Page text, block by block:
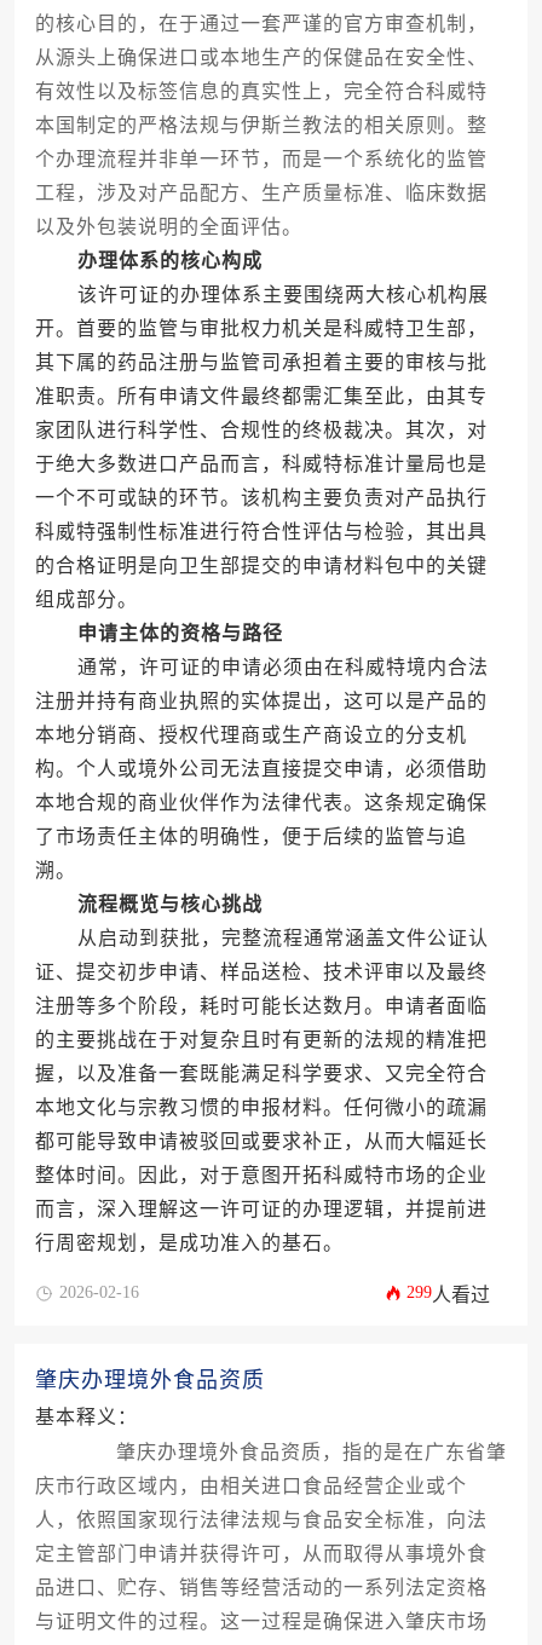
的核心目的，在于通过一套严谨的官方审查机制，
从源头上确保进口或本地生产的保健品在安全性、
有效性以及标签信息的真实性上，完全符合科威特
本国制定的严格法规与伊斯兰教法的相关原则。整
个办理流程并非单一环节，而是一个系统化的监管
工程，涉及对产品配方、生产质量标准、临床数据
以及外包装说明的全面评估。
办理体系的核心构成
该许可证的办理体系主要围绕两大核心机构展
开。首要的监管与审批权力机关是科威特卫生部，
其下属的药品注册与监管司承担着主要的审核与批
准职责。所有申请文件最终都需汇集至此，由其专
家团队进行科学性、合规性的终极裁决。其次，对
于绝大多数进口产品而言，科威特标准计量局也是
一个不可或缺的环节。该机构主要负责对产品执行
科威特强制性标准进行符合性评估与检验，其出具
的合格证明是向卫生部提交的申请材料包中的关键
组成部分。
申请主体的资格与路径
通常，许可证的申请必须由在科威特境内合法
注册并持有商业执照的实体提出，这可以是产品的
本地分销商、授权代理商或生产商设立的分支机
构。个人或境外公司无法直接提交申请，必须借助
本地合规的商业伙伴作为法律代表。这条规定确保
了市场责任主体的明确性，便于后续的监管与追
溯。
流程概览与核心挑战
从启动到获批，完整流程通常涵盖文件公证认
证、提交初步申请、样品送检、技术评审以及最终
注册等多个阶段，耗时可能长达数月。申请者面临
的主要挑战在于对复杂且时有更新的法规的精准把
握，以及准备一套既能满足科学要求、又完全符合
本地文化与宗教习惯的申报材料。任何微小的疏漏
都可能导致申请被驳回或要求补正，从而大幅延长
整体时间。因此，对于意图开拓科威特市场的企业
而言，深入理解这一许可证的办理逻辑，并提前进
行周密规划，是成功准入的基石。
2026-02-16 299人看过
肇庆办理境外食品资质
基本释义：
肇庆办理境外食品资质，指的是在广东省肇
庆市行政区域内，由相关进口食品经营企业或个
人，依照国家现行法律法规与食品安全标准，向法
定主管部门申请并获得许可，从而取得从事境外食
品进口、贮存、销售等经营活动的一系列法定资格
与证明文件的过程。这一过程是确保进入肇庆市场